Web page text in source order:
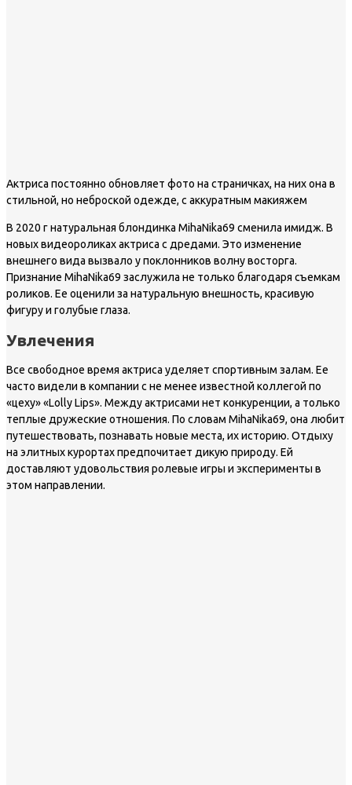
Актриса постоянно обновляет фото на страничках, на них она в
стильной, но неброской одежде, с аккуратным макияжем
В 2020 г натуральная блондинка MihaNika69 сменила имидж. В
новых видеороликах актриса с дредами. Это изменение
внешнего вида вызвало у поклонников волну восторга.
Признание MihaNika69 заслужила не только благодаря съемкам
роликов. Ее оценили за натуральную внешность, красивую
фигуру и голубые глаза.
Увлечения
Все свободное время актриса уделяет спортивным залам. Ее
часто видели в компании с не менее известной коллегой по
«цеху» «Lolly Lips». Между актрисами нет конкуренции, а только
теплые дружеские отношения. По словам MihaNika69, она любит
путешествовать, познавать новые места, их историю. Отдыху
на элитных курортах предпочитает дикую природу. Ей
доставляют удовольствия ролевые игры и эксперименты в
этом направлении.